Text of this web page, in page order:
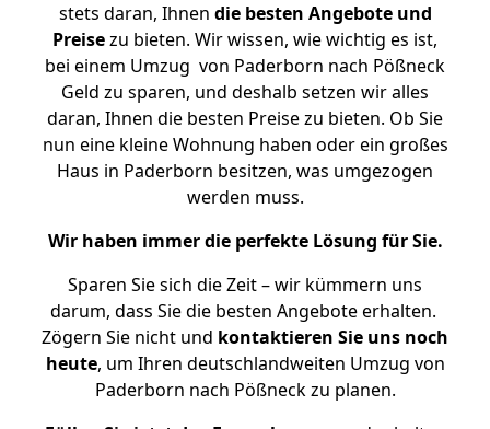
stets daran, Ihnen die besten Angebote und
Preisezu bieten. Wir wissen, wie wichtig es ist,
bei einem Umzug von Paderborn nach Pößneck
Geld zu sparen, und deshalb setzen wir alles
daran, Ihnen die besten Preise zu bieten. Ob Sie
nun eine kleine Wohnung haben oder ein großes
Haus in Paderborn besitzen, was umgezogen
werden muss.
Wir haben immer die perfekte Lösung für Sie.
Sparen Sie sich die Zeit – wir kümmern uns
darum, dass Sie die besten Angebote erhalten.
Zögern Sie nicht und kontaktieren Sie uns noch
heute, um Ihren deutschlandweiten Umzug von
Paderborn nach Pößneck zu planen.